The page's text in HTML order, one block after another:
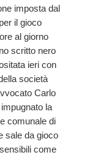
imposta dal
il gioco
al giorno
scritto nero
ieri con
società
Carlo
la
comunale di
sale da gioco
come